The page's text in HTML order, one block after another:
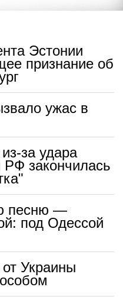
Эстонии
признание об
ужас в
за удара
закончилась
песню —
под Одессой
Украины